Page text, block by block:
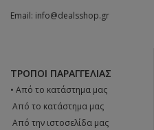
Email: info@dealsshop.gr
ΤΡΌΠΟΙ ΠΑΡΑΓΓΕΛΊΑΣ
• Από το κατάστημα μας
 Από το κατάστημα μας
 Από την ιστοσελίδα μας